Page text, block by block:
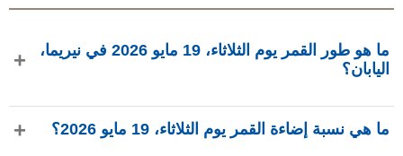
ما هو طور القمر يوم الثلاثاء، 19 مايو 2026 في نيريما،
اليابان؟
هلال بإضاءة 11.45%، عمره 3.25 يومًا، ويقع في كوكبة الجوزاءما هي نسبة إضاءة القمر يوم الثلاثاء، 19 مايو 2026؟